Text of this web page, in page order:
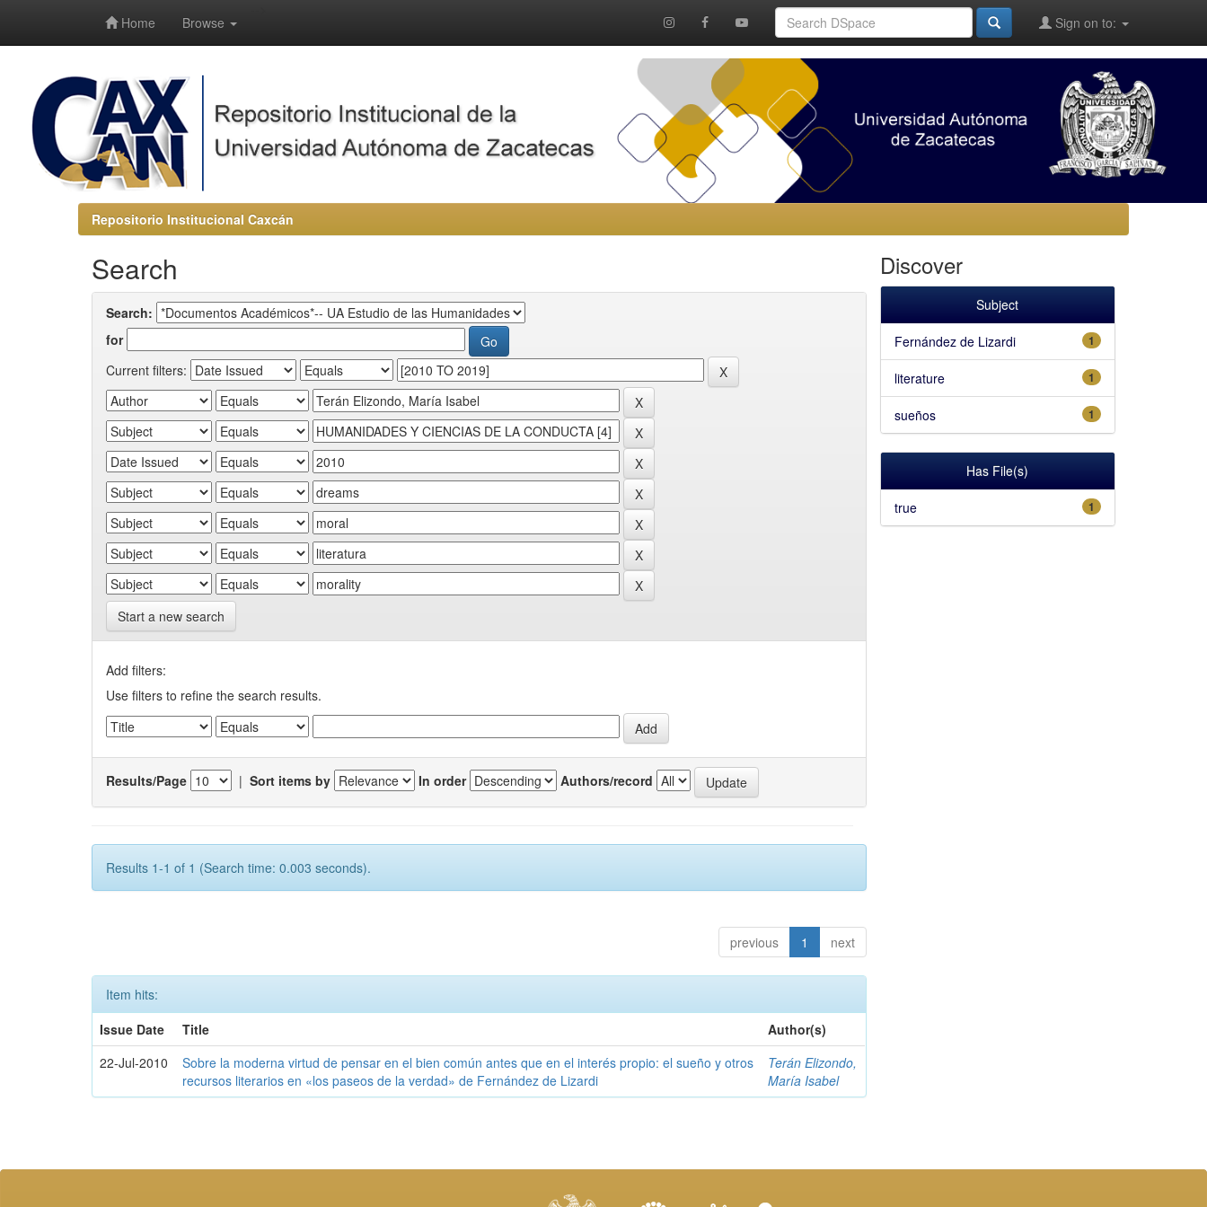
Home Browse Sign on to:
Repositorio Institucional Caxcán
Search
Search:
for
Current filters:
Start a new search
Add filters:
Use filters to refine the search results.
Results/Page | Sort items by In order Authors/record
Results 1-1 of 1 (Search time: 0.003 seconds).
previous 1 next
Item hits:
Issue Date
Title
Author(s)
22-Jul-2010
Sobre la moderna virtud de pensar en el bien común antes que en el interés propio: el sueño y otros
recursos literarios en «los paseos de la verdad» de Fernández de Lizardi
Terán Elizondo,
María Isabel
Discover
Subject
1
Fernández de Lizardi
1
literature
1
sueños
Has File(s)
1
true